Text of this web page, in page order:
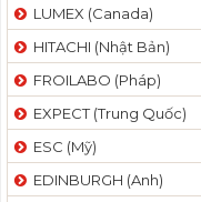
LUMEX (Canada)
HITACHI (Nhật Bản)
FROILABO (Pháp)
EXPECT (Trung Quốc)
ESC (Mỹ)
EDINBURGH (Anh)